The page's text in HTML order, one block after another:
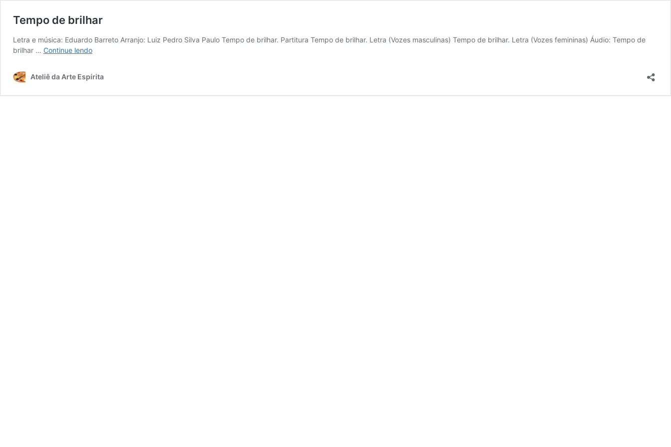
Tempo de brilhar
Letra e música: Eduardo Barreto Arranjo: Luiz Pedro Silva Paulo Tempo de brilhar. Partitura Tempo de brilhar. Letra (Vozes masculinas) Tempo de brilhar. Letra (Vozes femininas) Áudio: Tempo de
brilhar … Continue lendoTempo
Ateliê da Arte Espírita